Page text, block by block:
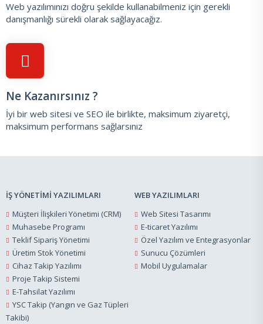
Web yazılımınızı doğru şekilde kullanabilmeniz için gerekli
danışmanlığı sürekli olarak sağlayacağız.
Ne Kazanırsınız ?
İyi bir web sitesi ve SEO ile birlikte, maksimum ziyaretçi,
maksimum performans sağlarsınız
İŞ YÖNETİMİ YAZILIMLARI
Müşteri İlişkileri Yönetimi (CRM)
Muhasebe Programı
Teklif Sipariş Yönetimi
Üretim Stok Yönetimi
Cihaz Takip Yazılımı
Proje Takip Sistemi
E-Tahsilat Yazılımı
YSC Takip (Yangın ve Gaz Tüpleri
Takibi)
WEB YAZILIMLARI
Web Sitesi Tasarımı
E-ticaret Yazılımı
Özel Yazılım ve Entegrasyonlar
Sunucu Çözümleri
Mobil Uygulamalar